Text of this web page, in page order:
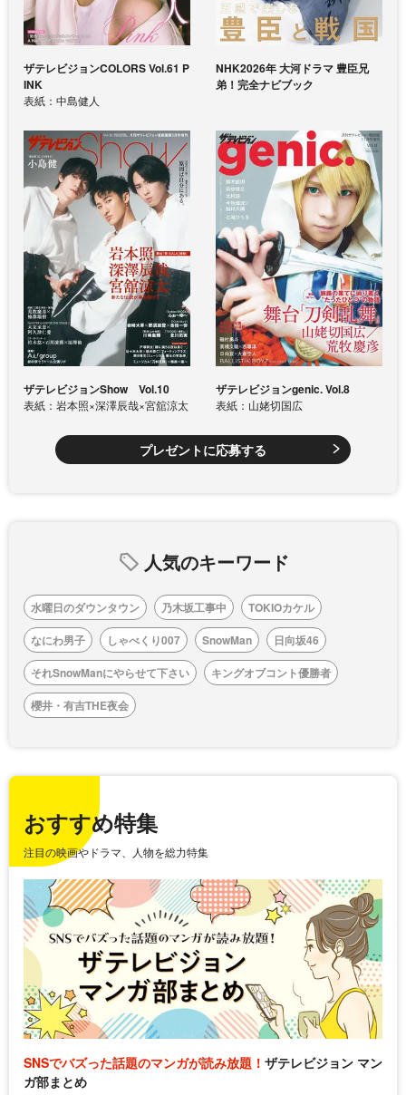
ザテレビジョンCOLORS Vol.61 P
INK
表紙：中島健人
NHK2026年 大河ドラマ 豊臣兄
弟！完全ナビブック
ザテレビジョンShow Vol.10
表紙：岩本照×深澤辰哉×宮舘涼太
ザテレビジョンgenic. Vol.8
表紙：山姥切国広
プレゼントに応募する
人気のキーワード
水曜日のダウンタウン 乃木坂工事中
TOKIOカケル
なにわ男子
しゃべくり007 SnowMan
日向坂46
それSnowManにやらせて下さい
キングオブコント優勝者
櫻井・有吉THE夜会
おすすめ特集
注目の映画やドラマ、人物を総力特集
SNSでバズった話題のマンガが読み放題！ ザテレビジョン マン
ガ部まとめ